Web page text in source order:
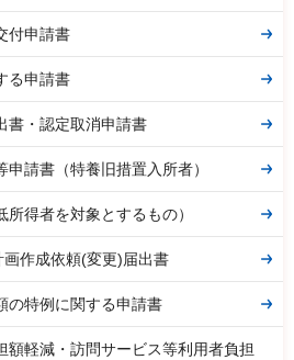
付申請書
る申請書
書・認定取消申請書
請書（特養旧措置入所者）
得者を対象とするもの）
作成依頼(変更)届出書
の特例に関する申請書
額軽減・訪問サービス等利用者負担